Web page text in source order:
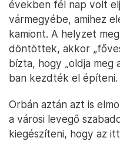
években fél nap volt
vármegyébe, amihez
kamiont. A helyzet
döntöttek, akkor
bízta, hogy „oldja meg
ban kezdték el építeni.
Orbán aztán azt is
a városi levegő
kiegészíteni, hogy az